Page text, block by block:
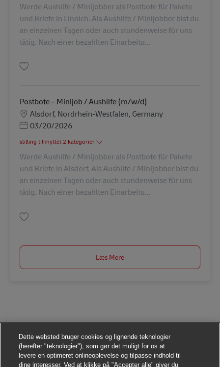
Werde Aushilfe / Minijobber als Postbote für Pakete
und Briefe in Linnich. Als Aushilfe / Minijobber bist du
an einzelnen Tagen oder auch stundenweise für uns
tätig. Nach einer bezahlten Einarbeitu...
Postbote – Minijob / Aushilfe (m/w/d)
Lokation
Alsdorf, Nordrhein-Westfalen, Germany
Posted Date
03/20/2026
stilling tilknyttet 2 kategorier
Werde Aushilfe / Minijobber als Postbote für Pakete
und Briefe in Alsdorf. Als Aushilfe / Minijobber bist du
an einzelnen Tagen oder auch stundenweise für uns
tätig. Nach einer bezahlten Einarbeitu...
Læs Mere
Dette websted bruger cookies og lignende teknologier
(herefter "teknologier"), som gør det muligt for os at
levere en optimeret onlineoplevelse og tilpasse indhold til
dine interesser. Ved at klikke på "Accepter alle" giver du